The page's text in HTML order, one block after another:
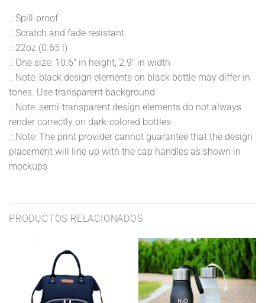
.: Spill-proof
.: Scratch and fade resistant
.: 22oz (0.65 l)
.: One size: 10.6″ in height, 2.9″ in width
.: Note: black design elements on black bottle may differ in
tones. Use transparent background
.: Note: semi-transparent design elements do not always
render correctly on dark-colored bottles
.: Note: The print provider cannot guarantee that the design
placement will line up with the cap handles as shown in
mockups
PRODUCTOS RELACIONADOS